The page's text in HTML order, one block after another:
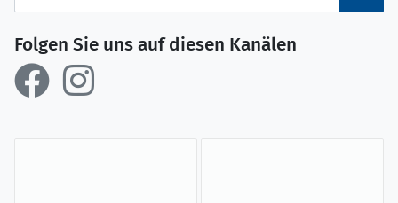
Folgen Sie uns auf diesen Kanälen